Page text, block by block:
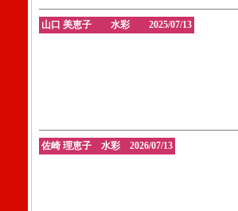
山口 美恵子 水彩 2025/07/13
佐崎 理恵子 水彩 2026/07/13